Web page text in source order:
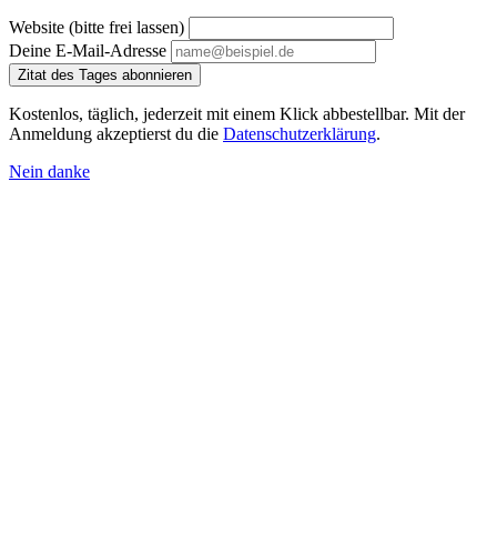
Website (bitte frei lassen)
Deine E-Mail-Adresse
Zitat des Tages abonnieren
Kostenlos, täglich, jederzeit mit einem Klick abbestellbar. Mit der
Anmeldung akzeptierst du die Datenschutzerklärung.
Nein danke